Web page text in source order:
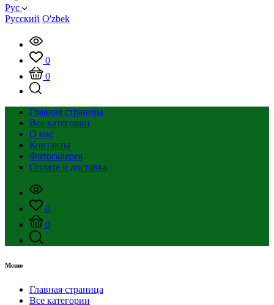
Рус
Русский O'zbek
0
0
Главная страница
Все категории
О нас
Контакты
Фотогалерея
Оплата и доставка
0
0
Меню
Главная страница
Все категории